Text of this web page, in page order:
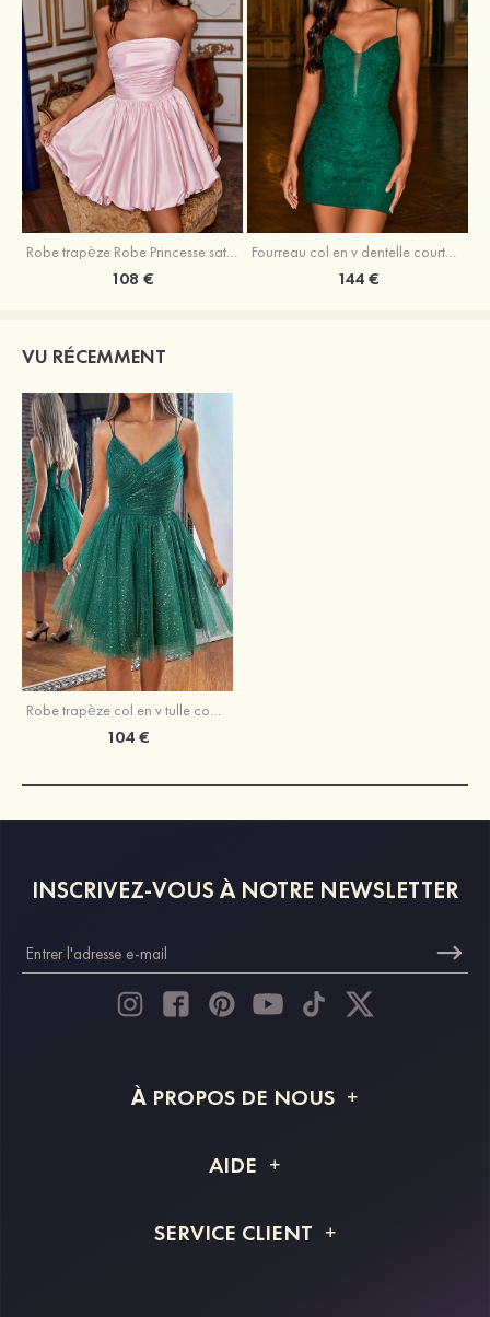
Robe trapèze Robe Princesse satin sans manches courte/mini robe de fête de la rentrée
108 €
Fourreau col en v dentelle courte/mini robe de fête de la rentré avec perles
144 €
VU RÉCEMMENT
Robe trapèze col en v tulle courte/mini robe de fête de la rentrée
104 €
INSCRIVEZ-VOUS À NOTRE NEWSLETTER
À PROPOS DE NOUS
Livraison
AIDE
Retour et remboursement
SERVICE CLIENT